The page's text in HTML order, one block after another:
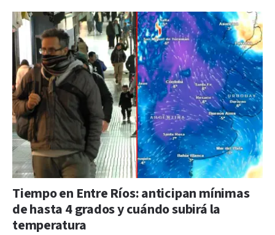
Tiempo en Entre Ríos: anticipan mínimas
de hasta 4 grados y cuándo subirá la
temperatura